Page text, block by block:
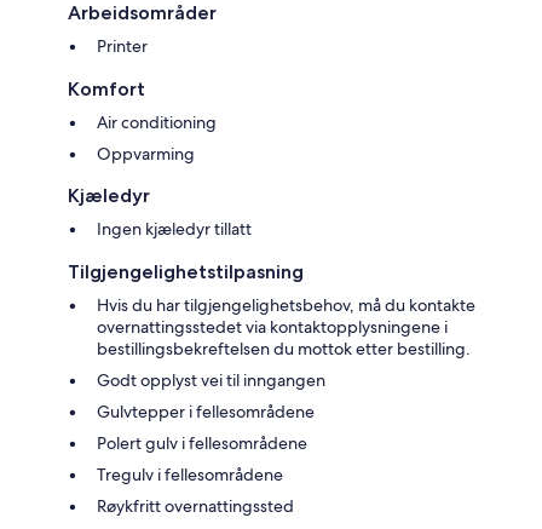
Arbeidsområder
Printer
Komfort
Air conditioning
Oppvarming
Kjæledyr
Ingen kjæledyr tillatt
Tilgjengelighetstilpasning
Hvis du har tilgjengelighetsbehov, må du kontakte
overnattingsstedet via kontaktopplysningene i
bestillingsbekreftelsen du mottok etter bestilling.
Godt opplyst vei til inngangen
Gulvtepper i fellesområdene
Polert gulv i fellesområdene
Tregulv i fellesområdene
Røykfritt overnattingssted